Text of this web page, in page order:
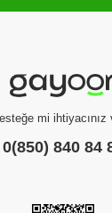
mi ihtiyacınız
0(850) 840 84